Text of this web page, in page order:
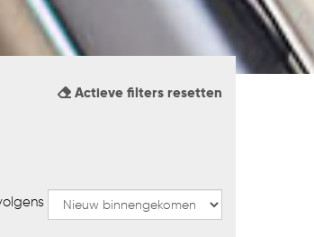
Actieve filters resetten